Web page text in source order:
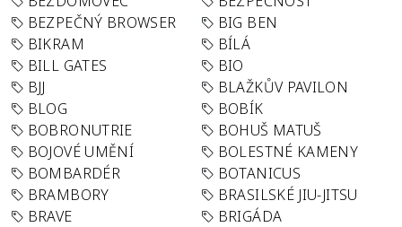
BEZPEČNÝ BROWSER
BIG BEN
BIKRAM
BÍLÁ
BILL GATES
BIO
BJJ
BLAŽKŮV PAVILON
BLOG
BOBÍK
BOBRONUTRIE
BOHUŠ MATUŠ
BOJOVÉ UMĚNÍ
BOLESTNÉ KAMENY
BOMBARDÉR
BOTANICUS
BRAMBORY
BRASILSKÉ JIU-JITSU
BRAVE
BRIGÁDA